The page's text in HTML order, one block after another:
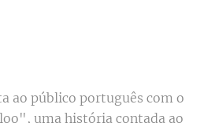
ao público português com o
uma história contada ao